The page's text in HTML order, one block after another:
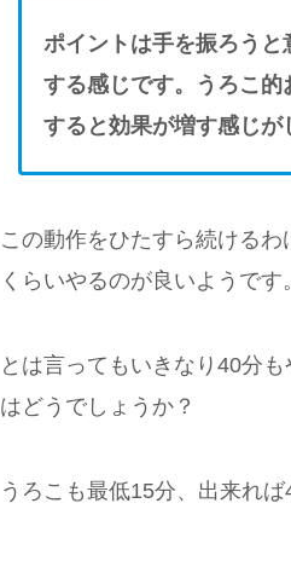
ポイントは手を振ろう
する感じです。うろこ
すると効果が増す感じが
この動作をひたすら続ける
くらいやるのが良いようです。
とは言ってもいきなり40分
はどうでしょうか？
うろこも最低15分、出来れ